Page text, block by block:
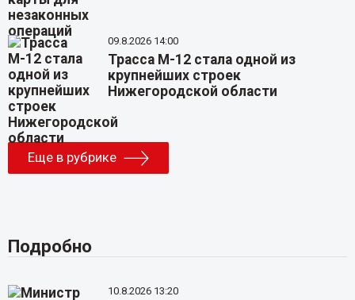
09.8.2026 14:00
Трасса М-12 стала одной из
крупнейших строек
Нижегородской области
Еще в рубрике
Подробно
10.8.2026 13:20